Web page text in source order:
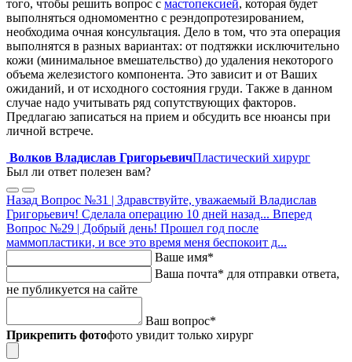
того, чтобы решить вопрос с мастопексией, которая будет
выполняться одномоментно с реэндопротезированием,
необходима очная консультация. Дело в том, что эта операция
выполнятся в разных вариантах: от подтяжки исключительно
кожи (минимальное вмешательство) до удаления некоторого
объема железистого компонента. Это зависит и от Ваших
ожиданий, и от исходного состояния груди. Также в данном
случае надо учитывать ряд сопутствующих факторов.
Предлагаю записаться на прием и обсудить все нюансы при
личной встрече.
Волков Владислав ГригорьевичПластический хирург
Был ли ответ полезен вам?
Назад Вопрос №31 | Здравствуйте, уважаемый Владислав
Григорьевич! Сделала операцию 10 дней назад... Вперед
Вопрос №29 | Добрый день! Прошел год после
маммопластики, и все это время меня беспокоит д...
Ваше имя*
Ваша почта* для отправки ответа,
не публикуется на сайте
Ваш вопрос*
Прикрепить фотофото увидит только хирург